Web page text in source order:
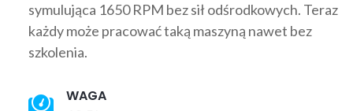
symulująca 1650 RPM bez sił odśrodkowych. Teraz
każdy może pracować taką maszyną nawet bez
szkolenia.
WAGA